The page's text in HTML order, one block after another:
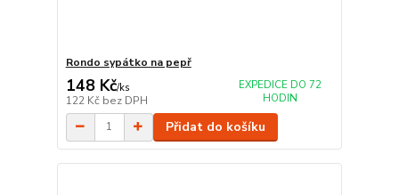
Rondo sypátko na pepř
148 Kč/ks
122 Kč bez DPH
EXPEDICE DO 72
HODIN
Přidat do košíku